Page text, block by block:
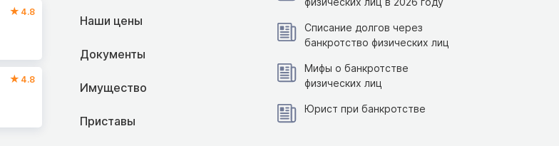
4.8
4.8
Наши цены
Документы
Имущество
Приставы
Списание долгов через
банкротство физических лиц
Мифы о банкротстве
физических лиц
Юрист при банкротстве